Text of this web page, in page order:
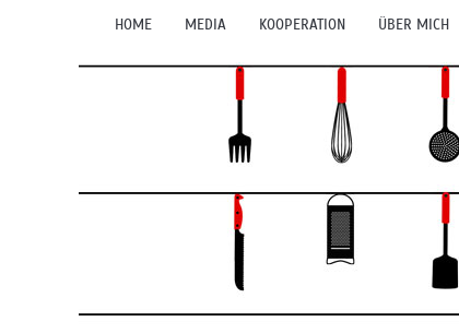
HOME MEDIA KOOPERATION ÜBER MICH